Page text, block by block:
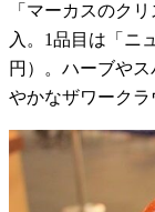
「マーカスのク
入。1品目は「ニ
円）。ハーブや
やかなザワークラ